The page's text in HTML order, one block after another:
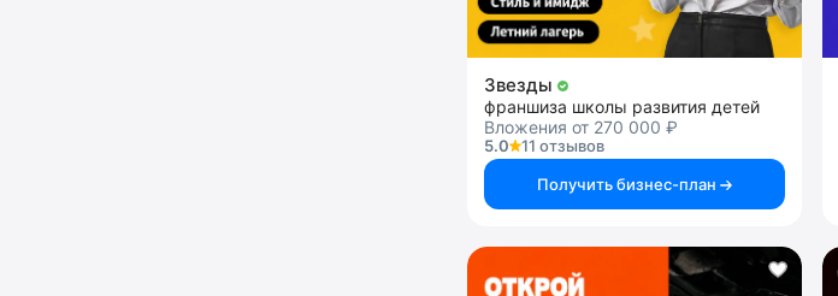
Звезды
франшиза школы развития детей
Вложения от 270 000 ₽
5.0
11 отзывов
Получить бизнес-план